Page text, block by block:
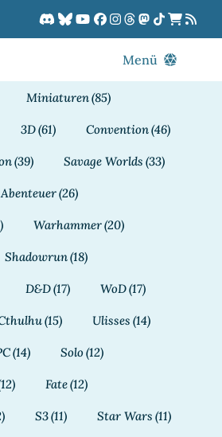
Menü
Miniaturen(85)
3D(61) Convention(46)
(39) Savage Worlds (33)
Abenteuer(26)
Warhammer(20)
Shadowrun(18)
D&D(17) WoD(17)
(15) Ulisses (14)
(14) Solo(12)
Fate(12)
S3(11) Star Wars (11)